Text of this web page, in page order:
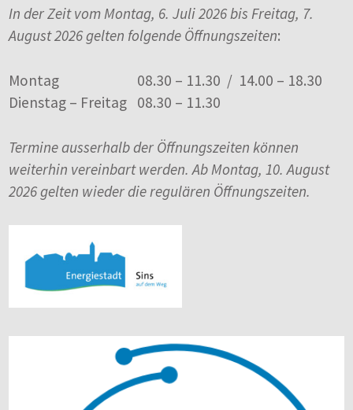
In der Zeit vom Montag, 6. Juli 2026 bis Freitag, 7.
August 2026 gelten folgende Öffnungszeiten:
Montag
08.30 – 11.30 / 14.00 – 18.30
Dienstag – Freitag 08.30 – 11.30
Termine ausserhalb der Öffnungszeiten können
weiterhin vereinbart werden. Ab Montag, 10. August
2026 gelten wieder die regulären Öffnungszeiten.